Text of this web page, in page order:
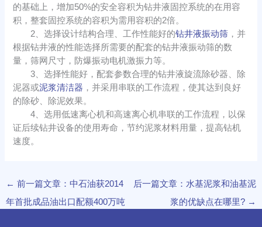
的基础上，增加50%的安全容积为钻井液固控系统的在用容
积，整套固控系统的容积为需用容积的2倍。
2、选择设计结构合理、工作性能好的钻井液振动筛 ，并
根据钻井液的性能选择所需要的配套的钻井液振动筛的数
量，筛网尺寸，防爆振动电机激振力等。
3、选择性能好，配套参数合理的钻井液旋流除砂器、除
泥器或泥浆清洁器 ，并采用串联的工作流程，使其达到良好
的除砂、除泥效果。
4、选用低速离心机和高速离心机串联的工作流程，以保
证后续钻井设备的使用寿命，节约泥浆材料用量，提高钻机
速度。
← 前一篇文章：中石油获2014
年首批成品油出口配额400万吨
后一篇文章：水基泥浆和油基泥
浆的优缺点在哪里? →